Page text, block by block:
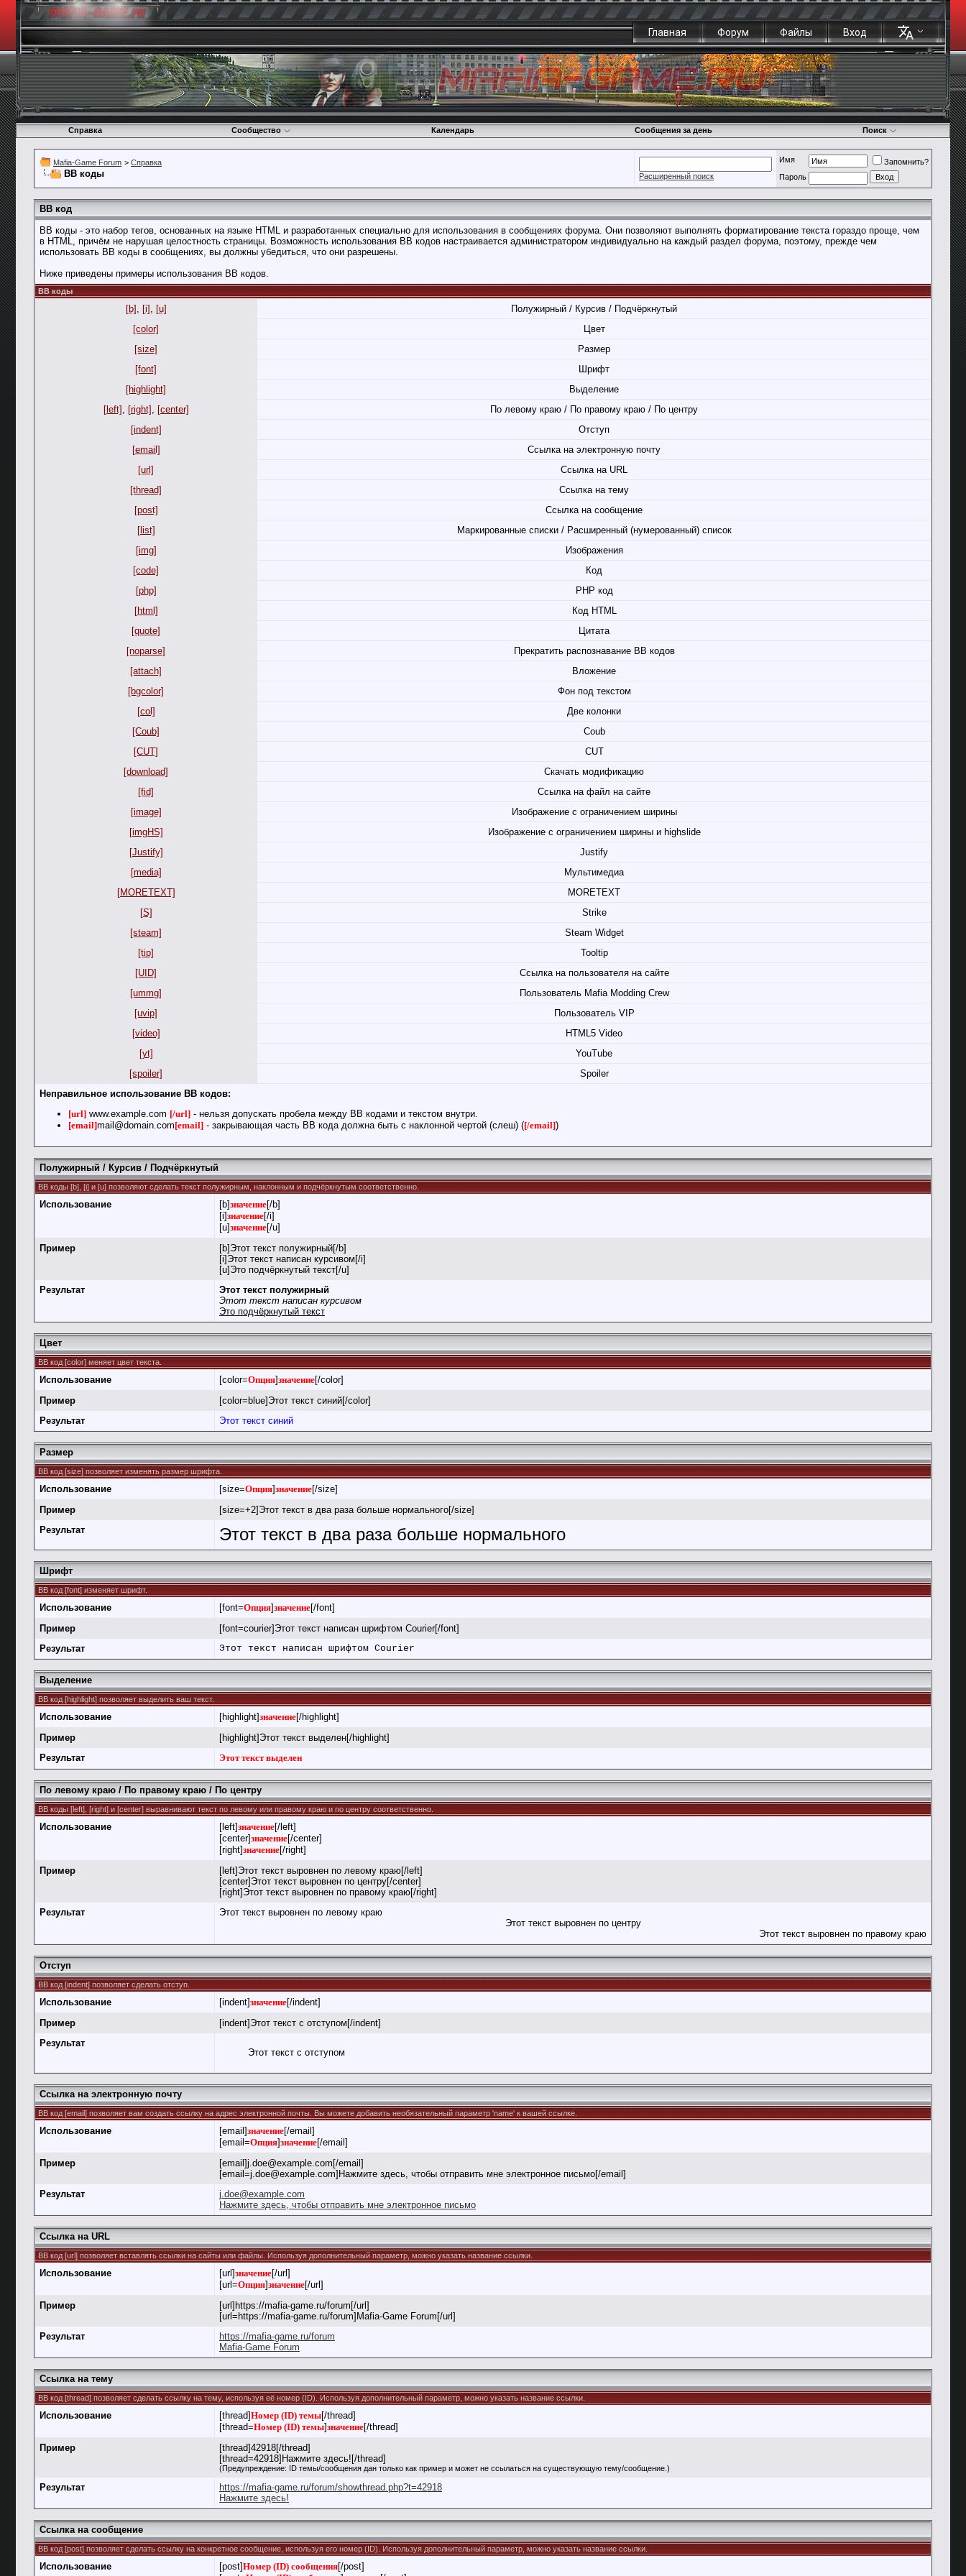
Главная Форум Файлы Вход
Справка Сообщество Календарь Сообщения за день Поиск
Mafia-Game Forum > Справка
BB коды Расширенный поиск
Имя
Запомнить?
Пароль
BB код
BB коды - это набор тегов, основанных на языке HTML и разработанных специально для использования в сообщениях форума. Они позволяют выполнять форматирование текста гораздо проще, чем
в HTML, причём не нарушая целостность страницы. Возможность использования BB кодов настраивается администратором индивидуально на каждый раздел форума, поэтому, прежде чем
использовать BB коды в сообщениях, вы должны убедиться, что они разрешены.
Ниже приведены примеры использования BB кодов.
BB коды
[b] , [i] , [u]
Полужирный / Курсив / Подчёркнутый
[color]
Цвет
[size]
Размер
[font]
Шрифт
[highlight]
Выделение
[left] , [right] , [center]
По левому краю / По правому краю / По центру
[indent]
Отступ
[email]
Ссылка на электронную почту
[url]
Ссылка на URL
[thread]
Ссылка на тему
[post]
Ссылка на сообщение
[list]
Маркированные списки / Расширенный (нумерованный) список
[img]
Изображения
[code]
Код
[php]
PHP код
[html]
Код HTML
[quote]
Цитата
[noparse]
Прекратить распознавание BB кодов
[attach]
Вложение
[bgcolor]
Фон под текстом
[col]
Две колонки
[Coub]
Coub
[CUT]
CUT
[download]
Скачать модификацию
[fid]
Ссылка на файл на сайте
[image]
Изображение с ограничением ширины
[imgHS]
Изображение с ограничением ширины и highslide
[Justify]
Justify
[media]
Мультимедиа
[MORETEXT]
MORETEXT
[S]
Strike
[steam]
Steam Widget
[tip]
Tooltip
[UID]
Ссылка на пользователя на сайте
[ummg]
Пользователь Mafia Modding Crew
[uvip]
Пользователь VIP
[video]
HTML5 Video
[yt]
YouTube
[spoiler]
Spoiler
Неправильное использование BB кодов:
[url] www.example.com [/url] - нельзя допускать пробела между BB кодами и текстом внутри.
[email]mail@domain.com[email] - закрывающая часть BB кода должна быть с наклонной чертой (слеш) ([/email])
Полужирный / Курсив / Подчёркнутый
BB коды [b], [i] и [u] позволяют сделать текст полужирным, наклонным и подчёркнутым соответственно.
Использование [b]значение[/b]
[i]значение[/i]
[u]значение[/u]
Пример
[b]Этот текст полужирный[/b]
[i]Этот текст написан курсивом[/i]
[u]Это подчёркнутый текст[/u]
Результат
Этот текст полужирный
Этот текст написан курсивом
Это подчёркнутый текст
Цвет
BB код [color] меняет цвет текста.
Использование [color=Опция]значение[/color]
Пример
[color=blue]Этот текст синий[/color]
Результат
Этот текст синий
Размер
BB код [size] позволяет изменять размер шрифта.
Использование [size=Опция]значение[/size]
Пример
[size=+2]Этот текст в два раза больше нормального[/size]
Результат
Этот текст в два раза больше нормального
Шрифт
BB код [font] изменяет шрифт.
Использование [font=Опция]значение[/font]
Пример
[font=courier]Этот текст написан шрифтом Courier[/font]
Результат
Этот текст написан шрифтом Courier
Выделение
BB код [highlight] позволяет выделить ваш текст.
Использование [highlight]значение[/highlight]
Пример
[highlight]Этот текст выделен[/highlight]
Результат
Этот текст выделен
По левому краю / По правому краю / По центру
BB коды [left], [right] и [center] выравнивают текст по левому или правому краю и по центру соответственно.
Использование [left]значение[/left]
[center]значение[/center]
[right]значение[/right]
Пример
[left]Этот текст выровнен по левому краю[/left]
[center]Этот текст выровнен по центру[/center]
[right]Этот текст выровнен по правому краю[/right]
Результат
Этот текст выровнен по левому краю
Этот текст выровнен по центру
Этот текст выровнен по правому краю
Отступ
BB код [indent] позволяет сделать отступ.
Использование [indent]значение[/indent]
Пример
[indent]Этот текст с отступом[/indent]
Результат
Этот текст с отступом
Ссылка на электронную почту
BB код [email] позволяет вам создать ссылку на адрес электронной почты. Вы можете добавить необязательный параметр 'name' к вашей ссылке.
Использование [email]значение[/email]
[email=Опция]значение[/email]
Пример
[email]j.doe@example.com[/email]
[email=j.doe@example.com]Нажмите здесь, чтобы отправить мне электронное письмо[/email]
Результат
j.doe@example.com
Нажмите здесь, чтобы отправить мне электронное письмо
Ссылка на URL
BB код [url] позволяет вставлять ссылки на сайты или файлы. Используя дополнительный параметр, можно указать название ссылки.
Использование [url]значение[/url]
[url=Опция]значение[/url]
Пример
[url]https://mafia-game.ru/forum[/url]
[url=https://mafia-game.ru/forum]Mafia-Game Forum[/url]
Результат
https://mafia-game.ru/forum
Mafia-Game Forum
Ссылка на тему
BB код [thread] позволяет сделать ссылку на тему, используя её номер (ID). Используя дополнительный параметр, можно указать название ссылки.
Использование [thread]Номер (ID) темы[/thread]
[thread=Номер (ID) темы]значение[/thread]
Пример
[thread]42918[/thread]
[thread=42918]Нажмите здесь![/thread]
(Предупреждение: ID темы/сообщения дан только как пример и может не ссылаться на существующую тему/сообщение.)
Результат
https://mafia-game.ru/forum/showthread.php?t=42918
Нажмите здесь!
Ссылка на сообщение
BB код [post] позволяет сделать ссылку на конкретное сообщение, используя его номер (ID). Используя дополнительный параметр, можно указать название ссылки.
Использование [post]Номер (ID) сообщения[/post]